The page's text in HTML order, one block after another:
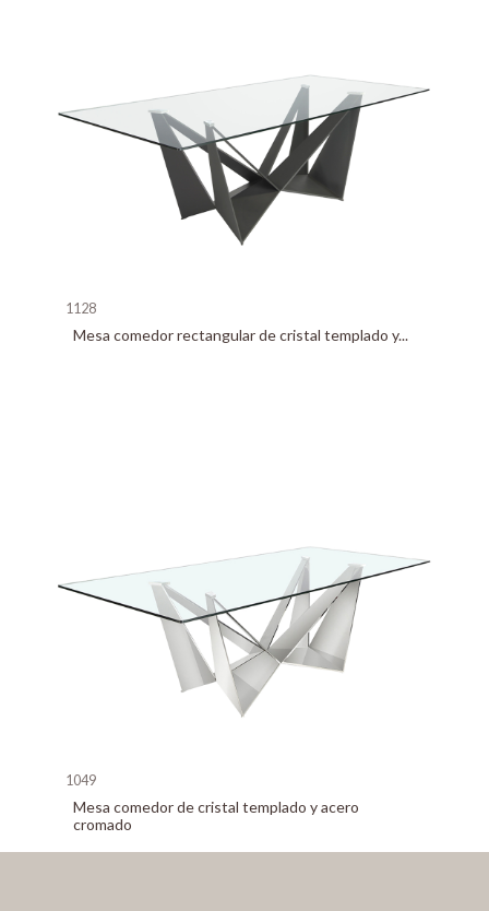
1128
Mesa comedor rectangular de cristal templado y...
1049
Mesa comedor de cristal templado y acero
cromado